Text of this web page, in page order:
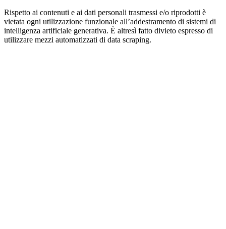
Rispetto ai contenuti e ai dati personali trasmessi e/o riprodotti è
vietata ogni utilizzazione funzionale all’addestramento di sistemi di
intelligenza artificiale generativa. È altresì fatto divieto espresso di
utilizzare mezzi automatizzati di data scraping.